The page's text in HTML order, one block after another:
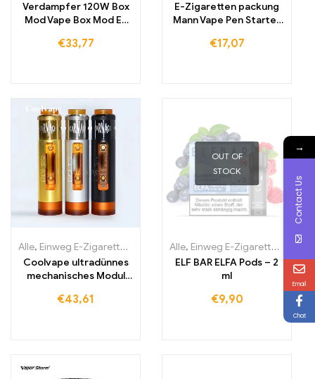
Verdampfer 120W Box
Mod Vape Box Mod E-
€33,77
E-Zigaretten packung
Mann Vape Pen Starter
€17,07
Alle, Einweg E-Zigaretten Einweg-E-Zigaretten Litauen,Einweg-
Coolvape ultradünnes
mechanisches Modul
€43,61
OUT OF
STOCK
Alle, Einweg E-Zigaretten
ELF BAR ELFA Pods – 2
ml
€9,90
→
Contact Us
Email
Chat